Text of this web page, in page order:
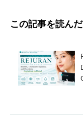
この記事を読ん